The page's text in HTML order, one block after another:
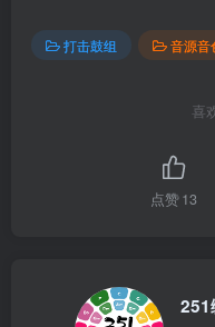
打击鼓组 音源音
喜
点赞13
251